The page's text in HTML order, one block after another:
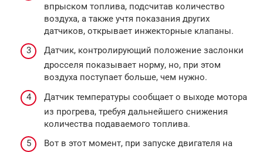
впрыском топлива, подсчитав количество
воздуха, а также учтя показания других
датчиков, открывает инжекторные клапаны.
Датчик, контролирующий положение заслонки
дросселя показывает норму, но, при этом
воздуха поступает больше, чем нужно.
Датчик температуры сообщает о выходе мотора
из прогрева, требуя дальнейшего снижения
количества подаваемого топлива.
Вот в этот момент, при запуске двигателя на